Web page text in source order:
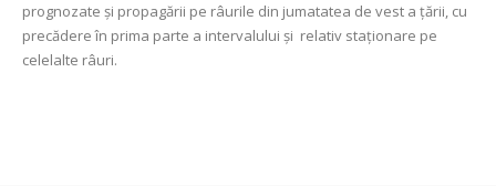
prognozate și propagării pe râurile din jumatatea de vest a țării, cu
precădere în prima parte a intervalului și relativ staționare pe
celelalte râuri.